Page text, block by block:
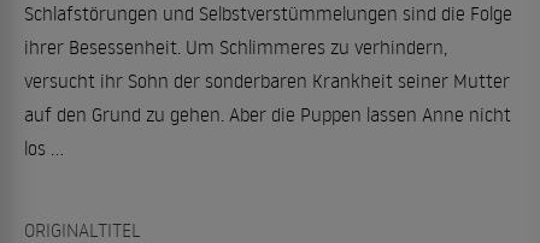
Schlafstörungen und Selbstverstümmelungen sind die Folge
ihrer Besessenheit. Um Schlimmeres zu verhindern,
versucht ihr Sohn der sonderbaren Krankheit seiner Mutter
auf den Grund zu gehen. Aber die Puppen lassen Anne nicht
los …
ORIGINALTITEL